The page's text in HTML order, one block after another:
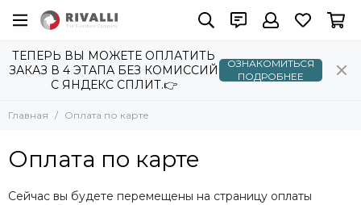
ТЕПЕРЬ ВЫ МОЖЕТЕ ОПЛАТИТЬ
ЗАКАЗ В 4 ЭТАПА БЕЗ КОМИССИЙ
С ЯНДЕКС СПЛИТ.👉
ОЗНАКОМИТЬСЯ
ПОДРОБНЕЕ
Главная Оплата по карте
Оплата по карте
Сейчас вы будете перемещены на страницу оплаты